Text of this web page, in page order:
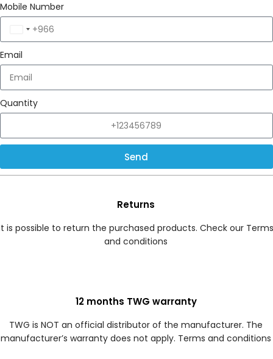
Mobile Number
Saudi
Arabia
+966
Email
Quantity
Send
Returns
is possible to return the purchased products. Check our Terms
and conditions
12 months TWG warranty
TWG is NOT an official distributor of the manufacturer. The
manufacturer’s warranty does not apply. Terms and conditions